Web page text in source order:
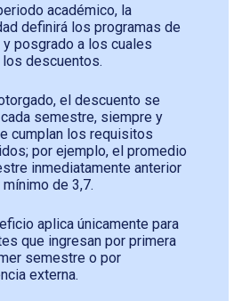
académico, la
definirá los programas de
posgrado a los cuales
los descuentos.
el descuento se
semestre, siempre y
cumplan los requisitos
por ejemplo, el promedio
inmediatamente anterior
de 3,7.
aplica únicamente para
que ingresan por primera
semestre o por
externa.